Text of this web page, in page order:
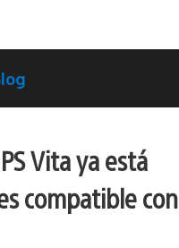
Vita ya está
compatible con